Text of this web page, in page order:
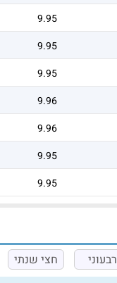
9.95
9.95
9.95
9.96
9.96
9.95
9.95
רבעוני חצי שנתי